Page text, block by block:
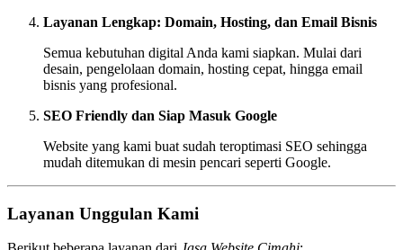
Layanan Lengkap: Domain, Hosting, dan Email Bisnis
Semua kebutuhan digital Anda kami siapkan. Mulai dari
desain, pengelolaan domain, hosting cepat, hingga email
bisnis yang profesional.
SEO Friendly dan Siap Masuk Google
Website yang kami buat sudah teroptimasi SEO sehingga
mudah ditemukan di mesin pencari seperti Google.
Layanan Unggulan Kami